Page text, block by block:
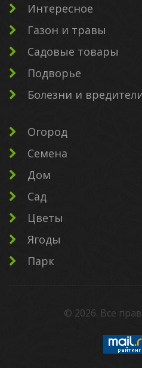
Интересное
Газон и травы
Садовые товары
Подворье
Болезни и
Огород
Семена
Дом
Сад
Цветы
Ягоды
Парк
© 2026. Все